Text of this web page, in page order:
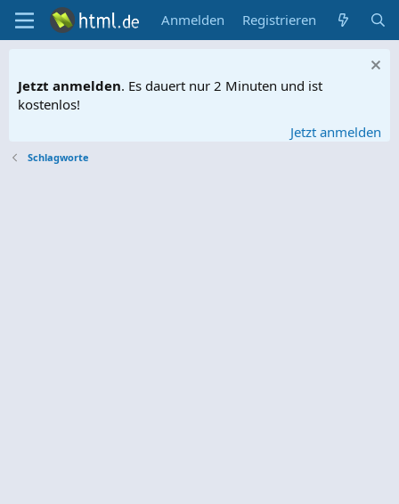
Anmelden Registrieren
Jetzt anmelden. Es dauert nur 2 Minuten und ist
kostenlos!
Jetzt anmelden
Schlagworte